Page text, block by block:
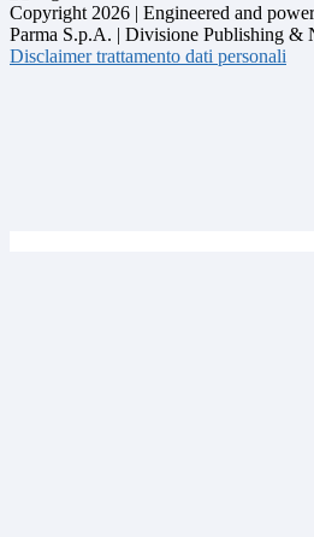
Copyright 2026 | Engineered and
Parma S.p.A. | Divisione Publishing &
Disclaimer trattamento dati personali